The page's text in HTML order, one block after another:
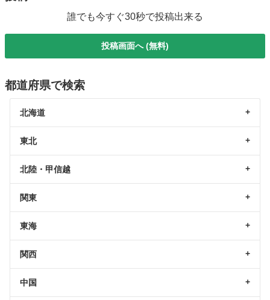
誰でも今すぐ30秒で投稿出来る
投稿画面へ (無料)
都道府県で検索
北海道
東北
北陸・甲信越
関東
東海
関西
中国